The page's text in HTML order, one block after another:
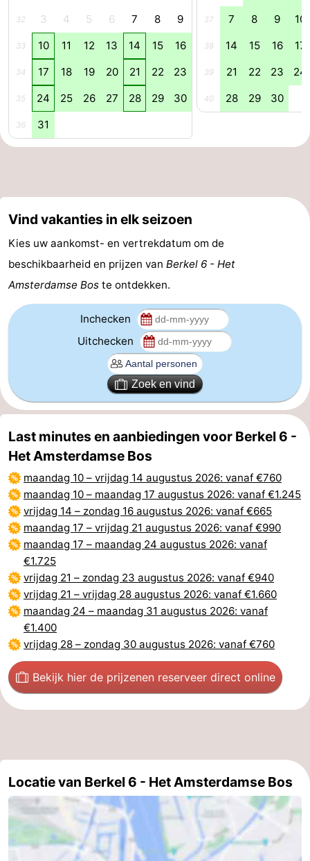
Parkeren
Tips
toeristen
Medische
adressen
Weer
Contact
32 3 4 5 6 7 8 9
33 10 11 12 13 14 15 16
34 17 18 19 20 21 22 23
35 24 25 26 27 28 29 30
36 31
37 7 8 9 10
38 14 15 16 17
39 21 22 23 24
40 28 29 30
Vind vakanties in elk seizoen
Kies uw aankomst- en vertrekdatum om de
beschikbaarheid en prijzen van Berkel 6 - Het
Amsterdamse Bos te ontdekken.
Inchecken
Uitchecken
Zoek en vind
Last minutes en aanbiedingen voor Berkel 6 -
Het Amsterdamse Bos
maandag 10 – vrijdag 14 augustus 2026: vanaf €760
maandag 10 – maandag 17 augustus 2026: vanaf €1.245
vrijdag 14 – zondag 16 augustus 2026: vanaf €665
maandag 17 – vrijdag 21 augustus 2026: vanaf €990
maandag 17 – maandag 24 augustus 2026: vanaf
€1.725
vrijdag 21 – zondag 23 augustus 2026: vanaf €940
vrijdag 21 – vrijdag 28 augustus 2026: vanaf €1.660
maandag 24 – maandag 31 augustus 2026: vanaf
€1.400
vrijdag 28 – zondag 30 augustus 2026: vanaf €760
Bekijk hier de prijzenen reserveer direct online
Locatie van Berkel 6 - Het Amsterdamse Bos